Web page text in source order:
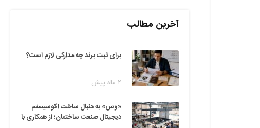
آخرین مطالب
برای ثبت برند چه مدارکی لازم است؟
۲ ماه پیش
«وس» به دنبال ساخت اکوسیستم
دیجیتال صنعت ساختمان؛ از همکاری با